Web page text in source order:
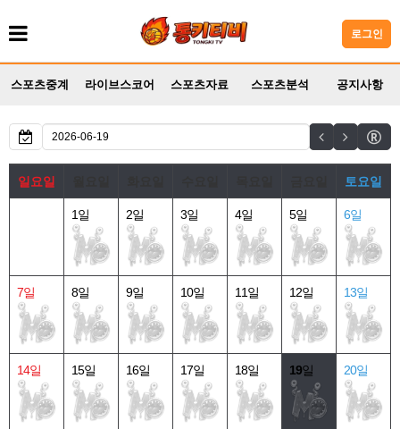
로그인
스포츠중계 라이브스코어 스포츠자료 스포츠분석 공지사항
일요일 토요일
1일 2일 3일 4일 5일 6일
7일 8일 9일 10일 11일 12일 13일
14일 15일 16일 17일 18일 19일 20일